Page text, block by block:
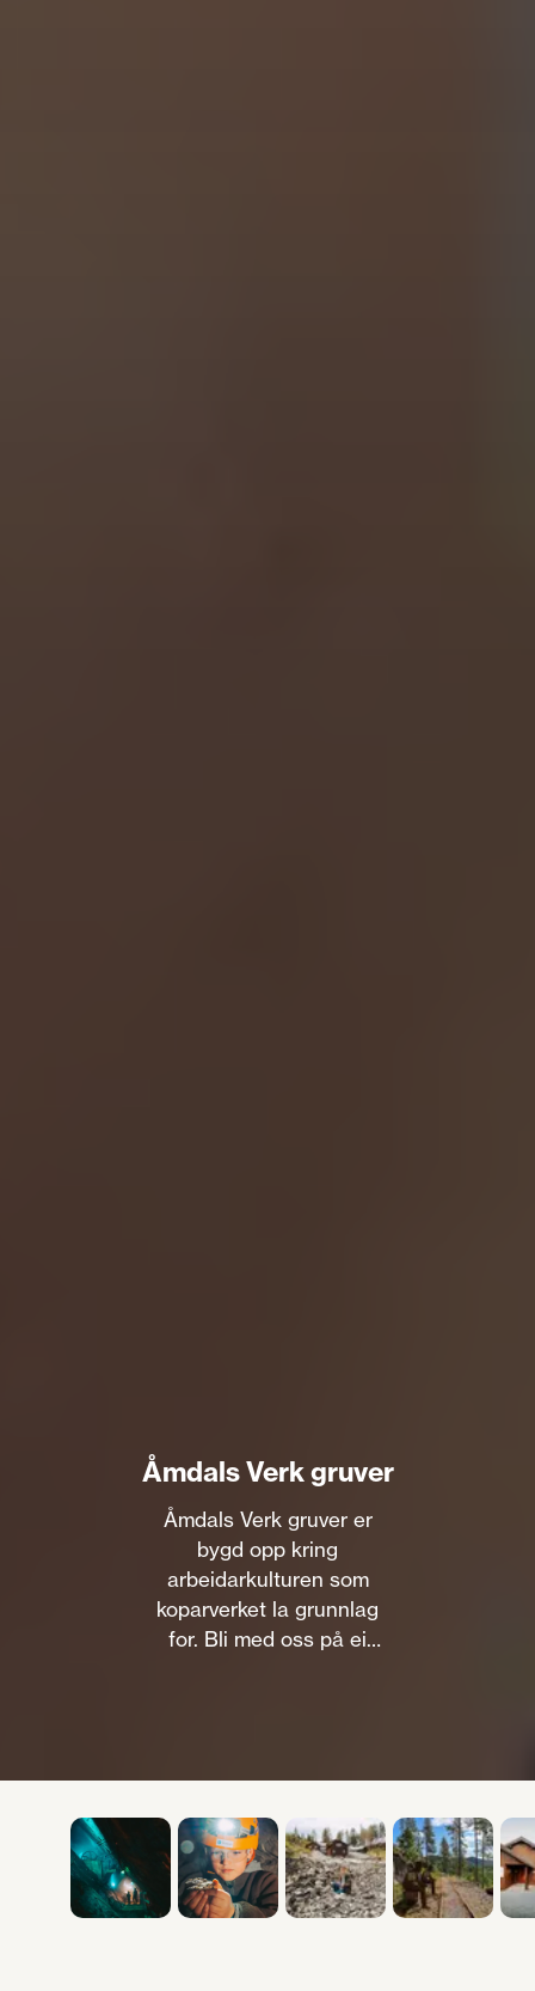
Åmdals Verk gruver
Åmdals Verk gruver er
bygd opp kring
arbeidarkulturen som
koparverket la grunnlag
for. Bli med oss på ei